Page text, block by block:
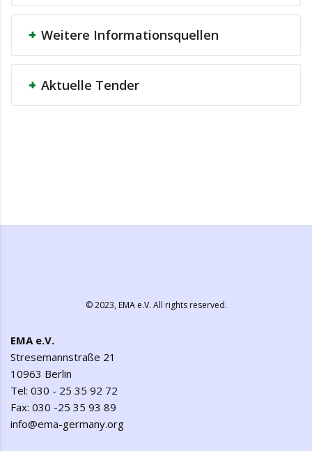
Weitere Informationsquellen
Aktuelle Tender
© 2023,EMA e.V. All rights reserved.
EMA e.V.
Stresemannstraße 21
10963 Berlin
Tel: 030 - 25 35 92 72
Fax: 030 -25 35 93 89
info@ema-germany.org